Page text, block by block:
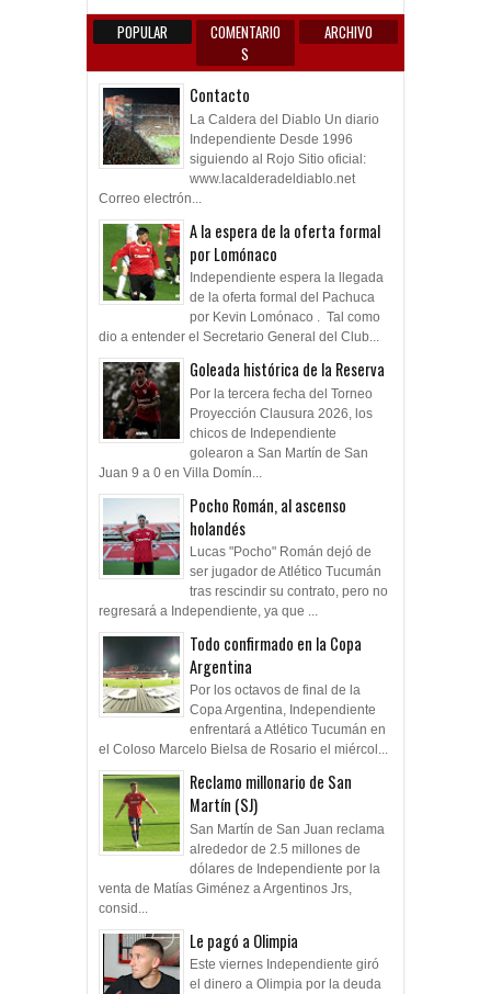
POPULAR
COMENTARIO
S
ARCHIVO
Contacto
La Caldera del Diablo Un diario
Independiente Desde 1996
siguiendo al Rojo Sitio oficial:
www.lacalderadeldiablo.net
Correo electrón...
A la espera de la oferta formal
por Lomónaco
Independiente espera la llegada
de la oferta formal del Pachuca
por Kevin Lomónaco . Tal como
dio a entender el Secretario General del Club...
Goleada histórica de la Reserva
Por la tercera fecha del Torneo
Proyección Clausura 2026, los
chicos de Independiente
golearon a San Martín de San
Juan 9 a 0 en Villa Domín...
Pocho Román, al ascenso
holandés
Lucas "Pocho" Román dejó de
ser jugador de Atlético Tucumán
tras rescindir su contrato, pero no
regresará a Independiente, ya que ...
Todo confirmado en la Copa
Argentina
Por los octavos de final de la
Copa Argentina, Independiente
enfrentará a Atlético Tucumán en
el Coloso Marcelo Bielsa de Rosario el miércol...
Reclamo millonario de San
Martín (SJ)
San Martín de San Juan reclama
alrededor de 2.5 millones de
dólares de Independiente por la
venta de Matías Giménez a Argentinos Jrs,
consid...
Le pagó a Olimpia
Este viernes Independiente giró
el dinero a Olimpia por la deuda